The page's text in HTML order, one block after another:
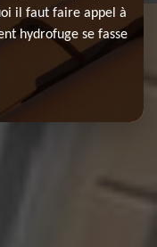
il faut faire appel à
hydrofuge se fasse